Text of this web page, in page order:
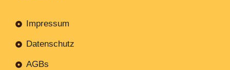
Impressum
Datenschutz
AGBs